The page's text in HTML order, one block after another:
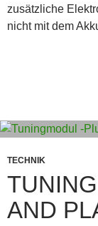
zusätzliche
nicht mit dem
TECHNIK
AND